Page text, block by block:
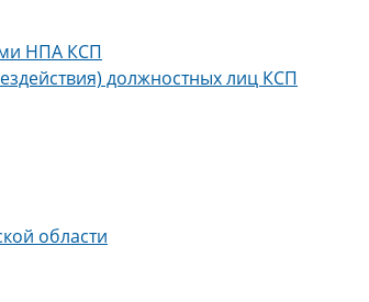
НПА КСП
должностных лиц КСП
области